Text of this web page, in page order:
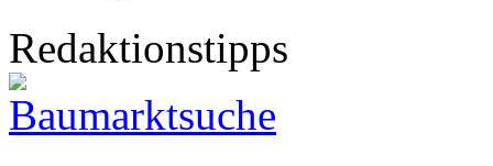
Redaktionstipps